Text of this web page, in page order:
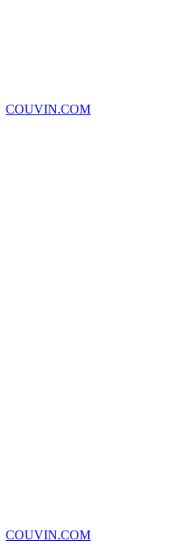
COUVIN.COM
COUVIN.COM